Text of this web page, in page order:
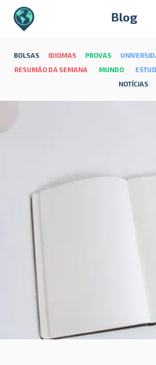
Blog
BOLSAS IDIOMAS PROVAS
RESUMÃO DA SEMANA
MUNDO
NOTÍCIAS